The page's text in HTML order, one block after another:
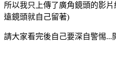
所以我只上傳了廣角鏡頭的影
遠鏡頭就自己留著)
請大家看完後自己要深自警惕...